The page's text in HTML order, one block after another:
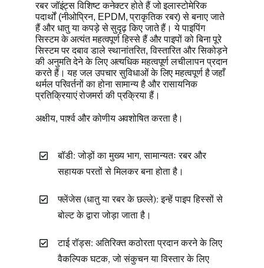
रबर जॉइंट्स विशिष्ट कनेक्टर होते हैं जो इलास्टोमेरिक
पदार्थों (नीओप्रिन, EPDM, प्राकृतिक रबर) से बनाए जाते
हैं और धातु या कपड़े से सुदृढ़ किए जाते हैं। ये पाइपिंग
सिस्टम के अत्यंत महत्वपूर्ण हिस्से हैं और पाइपों को बिना पूरे
सिस्टम पर दबाव डाले स्थानांतरित, विस्तारित और सिकोड़ने
की अनुमति देने के लिए अत्यधिक महत्वपूर्ण लचीलापन प्रदान
करते हैं। यह जल उपचार सुविधाओं के लिए महत्वपूर्ण है जहाँ
थर्मल परिवर्तनों का होना सामान्य है और रासायनिक
प्रतिक्रियाएं रोजमर्रा की प्रक्रिया हैं।
अक्षीय, पार्श्व और कोणीय अवशोषित करता है।
बॉडी: जोड़ों का मुख्य भाग, सामान्यतः रबर और
सहायक परतों से मिलकर बना होता है।
फ्लेंजेस (धातु या रबर के छल्ले): इन्हें पाइप हिस्सों से
बोल्ट के द्वारा जोड़ा जाता है।
टाई रॉड्स: अतिरिक्त कठोरता प्रदान करने के लिए
वैकल्पिक घटक, जो संकुचन या विस्तार के लिए